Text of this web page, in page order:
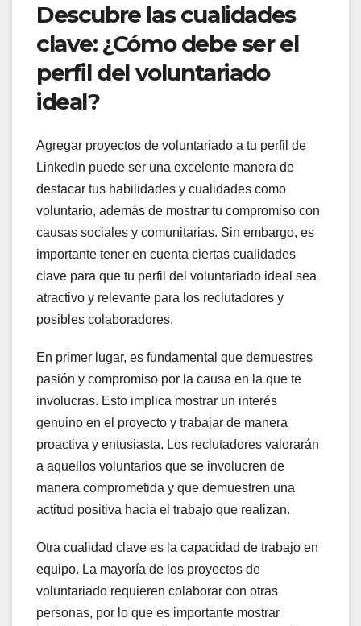
Descubre las cualidades
clave: ¿Cómo debe ser el
perfil del voluntariado
ideal?
Agregar proyectos de voluntariado a tu perfil de
LinkedIn puede ser una excelente manera de
destacar tus habilidades y cualidades como
voluntario, además de mostrar tu compromiso con
causas sociales y comunitarias. Sin embargo, es
importante tener en cuenta ciertas cualidades
clave para que tu perfil del voluntariado ideal sea
atractivo y relevante para los reclutadores y
posibles colaboradores.
En primer lugar, es fundamental que demuestres
pasión y compromiso por la causa en la que te
involucras. Esto implica mostrar un interés
genuino en el proyecto y trabajar de manera
proactiva y entusiasta. Los reclutadores valorarán
a aquellos voluntarios que se involucren de
manera comprometida y que demuestren una
actitud positiva hacia el trabajo que realizan.
Otra cualidad clave es la capacidad de trabajo en
equipo. La mayoría de los proyectos de
voluntariado requieren colaborar con otras
personas, por lo que es importante mostrar